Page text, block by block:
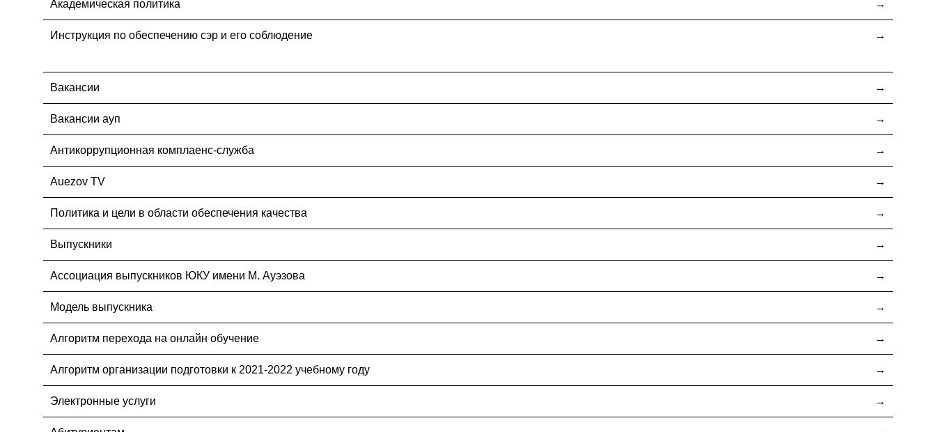
Академическая политика
Инструкция по обеспечению сэр и его соблюдение
Вакансии
Вакансии ауп
Антикоррупционная комплаенс-служба
Auezov TV
Политика и цели в области обеспечения качества
Выпускники
Ассоциация выпускников ЮКУ имени М. Ауэзова
Модель выпускника
Алгоритм перехода на онлайн обучение
Алгоритм организации подготовки к 2021-2022 учебному году
Электронные услуги